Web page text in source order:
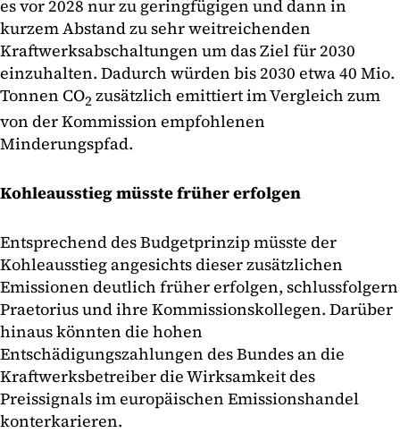
es vor 2028 nur zu geringfügigen und dann in
kurzem Abstand zu sehr weitreichenden
Kraftwerksabschaltungen um das Ziel für 2030
einzuhalten. Dadurch würden bis 2030 etwa 40 Mio.
Tonnen CO2zusätzlich emittiert im Vergleich zum
von der Kommission empfohlenen
Minderungspfad.
Kohleausstieg müsste früher erfolgen
Entsprechend des Budgetprinzip müsste der
Kohleausstieg angesichts dieser zusätzlichen
Emissionen deutlich früher erfolgen, schlussfolgern
Praetorius und ihre Kommissionskollegen. Darüber
hinaus könnten die hohen
Entschädigungszahlungen des Bundes an die
Kraftwerksbetreiber die Wirksamkeit des
Preissignals im europäischen Emissionshandel
konterkarieren.